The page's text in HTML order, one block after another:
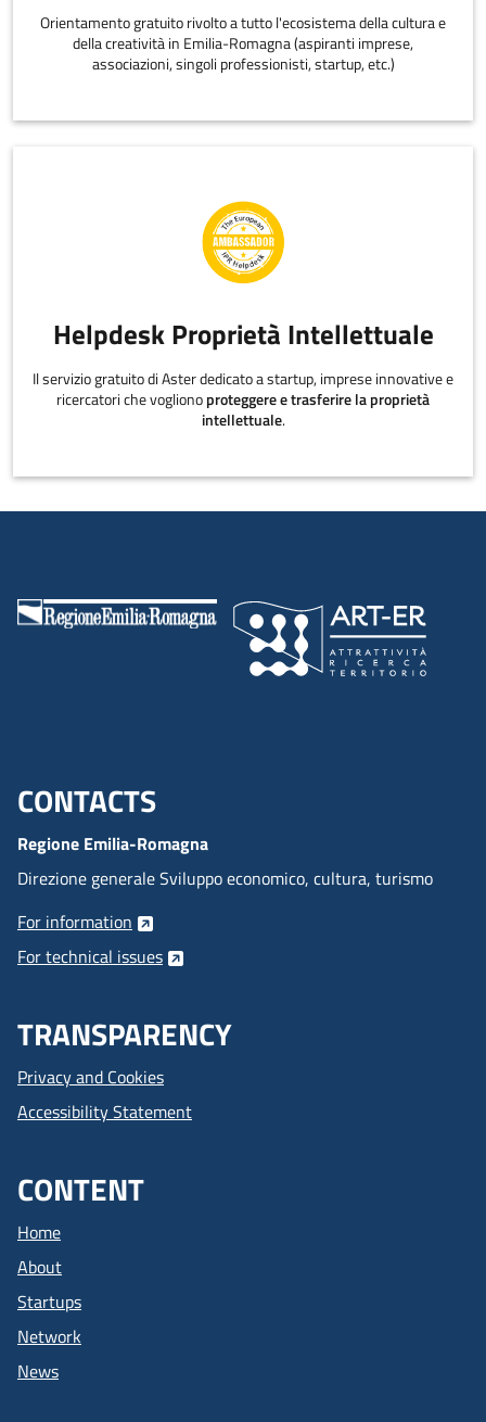
Orientamento gratuito rivolto a tutto l'ecosistema della cultura e
della creatività in Emilia-Romagna (aspiranti imprese,
associazioni, singoli professionisti, startup, etc.)
Helpdesk Proprietà Intellettuale
Il servizio gratuito di Aster dedicato a startup, imprese innovative e
ricercatori che voglionoproteggere e trasferire la proprietà
intellettuale.
Menu footer inglese
CONTACTS
Regione Emilia-Romagna
Direzione generale Sviluppo economico, cultura, turismo
For information
For technical issues
TRANSPARENCY
Privacy and Cookies
Accessibility Statement
CONTENT
Home
About
Startups
Network
News